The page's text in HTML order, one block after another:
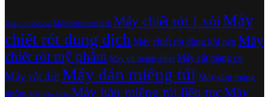
Dụng cụ xiết đai Máy bơm dung dịch Máy chiết rót 1 vòiMáy
chiết rót dung dịch Máy chiết rót dùng khí nén Máy
chiết rót mỹ phẩm Máy co màng nhiệt Máy cắt màng co
Máy cắt thịtMáy dán miệng túi Máy dán màng
nhôm Máy dán nhãn Máy hàn miệng túi liên tụcMáy